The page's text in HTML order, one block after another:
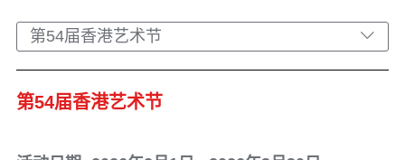
第54届香港艺术节
第54届香港艺术节